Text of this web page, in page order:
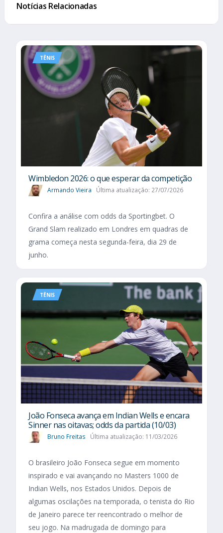
Notícias Relacionadas
TÊNIS
Wimbledon 2026: o que esperar da competição
Armando Vieira Última atualização: 27/07/2026
Confira a análise com odds da Sportingbet. O
Grand Slam realizado em Londres em quadras de
grama começa nesta segunda-feira, dia 29 de
junho.
TÊNIS
João Fonseca avança em Indian Wells e encara
Sinner nas oitavas; odds da partida (10/03)
Bruno Freitas Última atualização: 11/03/2026
O brasileiro João Fonseca segue em momento
inspirado e vai avançando no Masters 1000 de
Indian Wells, nos Estados Unidos. Depois de
algumas oscilações na temporada, o tenista do Rio
de Janeiro parece ter reencontrado o melhor de
seu jogo. Na madrugada de domingo para